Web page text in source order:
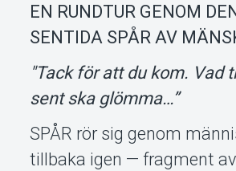
EN RUNDTUR GENOM
SENTIDA SPÅR AV
"Tack för att du kom. Vad
sent ska glömma…”
SPÅR rör sig genom
tillbaka igen — fragment